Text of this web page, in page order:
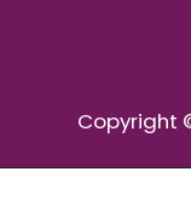
Copyright